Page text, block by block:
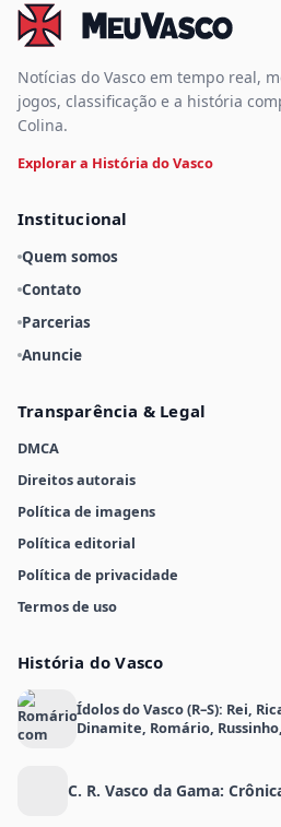
Notícias do Vasco em tempo real,
jogos, classificação e a história
Colina.
Explorar a História do Vasco
Institucional
Quem somos
Contato
Parcerias
Anuncie
Transparência & Legal
DMCA
Direitos autorais
Política de imagens
Política editorial
Política de privacidade
Termos de uso
História do Vasco
Ídolos do Vasco (R–S): Rei,
Dinamite, Romário,
C. R. Vasco da Gama: